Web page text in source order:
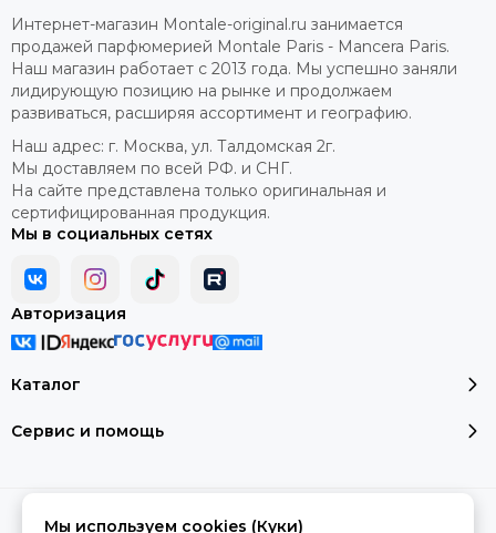
Каталог
Сервис и помощь
Интернет-магазин Montale-original.ru занимается
продажей парфюмерией Montale Paris - Mancera Paris.
Наш магазин работает с 2013 года. Мы успешно заняли
лидирующую позицию на рынке и продолжаем
развиваться, расширяя ассортимент и географию.
Наш адрес: г. Москва, ул. Талдомская 2г.
Мы доставляем по всей РФ. и СНГ.
На сайте представлена только оригинальная и
сертифицированная продукция.
Мы в социальных сетях
Авторизация
2026 © montale-original.Карта сайта
Мы используем cookies (Куки)